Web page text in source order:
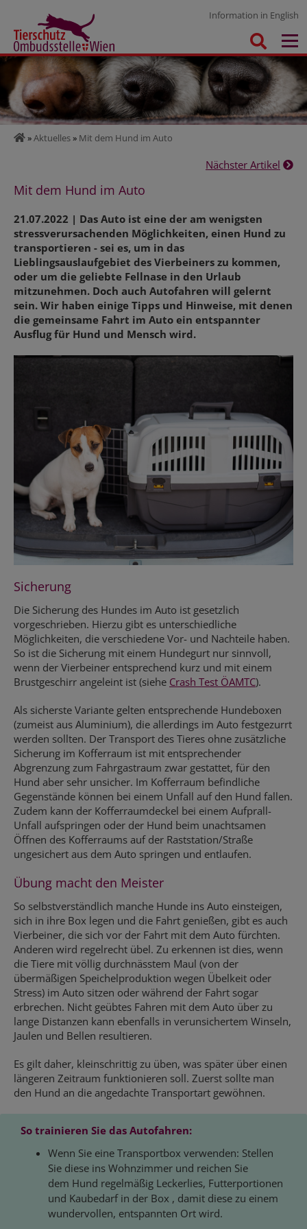
Information in English
»Aktuelles» Mit dem Hund im Auto
Nächster Artikel
Mit dem Hund im Auto
21.07.2022 | Das Auto ist eine der am wenigsten
stressverursachenden Möglichkeiten, einen Hund zu
transportieren - sei es, um in das
Lieblingsauslaufgebiet des Vierbeiners zu kommen,
oder um die geliebte Fellnase in den Urlaub
mitzunehmen. Doch auch Autofahren will gelernt
sein. Wir haben einige Tipps und Hinweise, mit denen
die gemeinsame Fahrt im Auto ein entspannter
Ausflug für Hund und Mensch wird.
Sicherung
Die Sicherung des Hundes im Auto ist gesetzlich
vorgeschrieben. Hierzu gibt es unterschiedliche
Möglichkeiten, die verschiedene Vor- und Nachteile haben.
So ist die Sicherung mit einem Hundegurt nur sinnvoll,
wenn der Vierbeiner entsprechend kurz und mit einem
Brustgeschirr angeleint ist (siehe Crash Test ÖAMTC).
Als sicherste Variante gelten entsprechende Hundeboxen
(zumeist aus Aluminium), die allerdings im Auto festgezurrt
werden sollten. Der Transport des Tieres ohne zusätzliche
Sicherung im Kofferraum ist mit entsprechender
Abgrenzung zum Fahrgastraum zwar gestattet, für den
Hund aber sehr unsicher. Im Kofferraum befindliche
Gegenstände können bei einem Unfall auf den Hund fallen.
Zudem kann der Kofferraumdeckel bei einem Aufprall-
Unfall aufspringen oder der Hund beim unachtsamen
Öffnen des Kofferraums auf der Raststation/Straße
ungesichert aus dem Auto springen und entlaufen.
Übung macht den Meister
So selbstverständlich manche Hunde ins Auto einsteigen,
sich in ihre Box legen und die Fahrt genießen, gibt es auch
Vierbeiner, die sich vor der Fahrt mit dem Auto fürchten.
Anderen wird regelrecht übel. Zu erkennen ist dies, wenn
die Tiere mit völlig durchnässtem Maul (von der
übermäßigen Speichelproduktion wegen Übelkeit oder
Stress) im Auto sitzen oder während der Fahrt sogar
erbrechen. Nicht geübtes Fahren mit dem Auto über zu
lange Distanzen kann ebenfalls in verunsichertem Winseln,
Jaulen und Bellen resultieren.
Es gilt daher, kleinschrittig zu üben, was später über einen
längeren Zeitraum funktionieren soll. Zuerst sollte man
den Hund an die angedachte Transportart gewöhnen.
So trainieren Sie das Autofahren:
Wenn Sie eine Transportbox verwenden: Stellen
Sie diese ins Wohnzimmer und reichen Sie
dem Hund regelmäßig Leckerlies, Futterportionen
und Kaubedarf in der Box , damit diese zu einem
wundervollen, entspannten Ort wird.